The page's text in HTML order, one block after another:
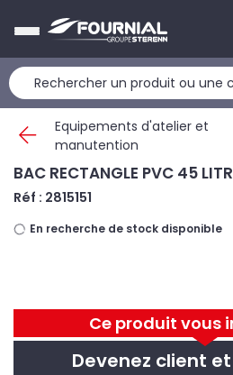
Equipements d'atelier et
manutention
Ce produit vous
Devenez client
BAC RECTANGLE PVC 45
Réf : 2815151
En recherche de stock disponible